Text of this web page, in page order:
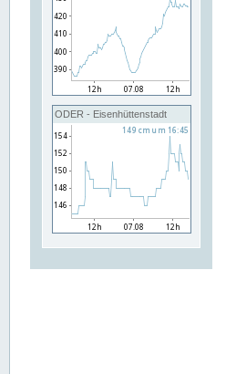
ODER - Eisenhüttenstadt